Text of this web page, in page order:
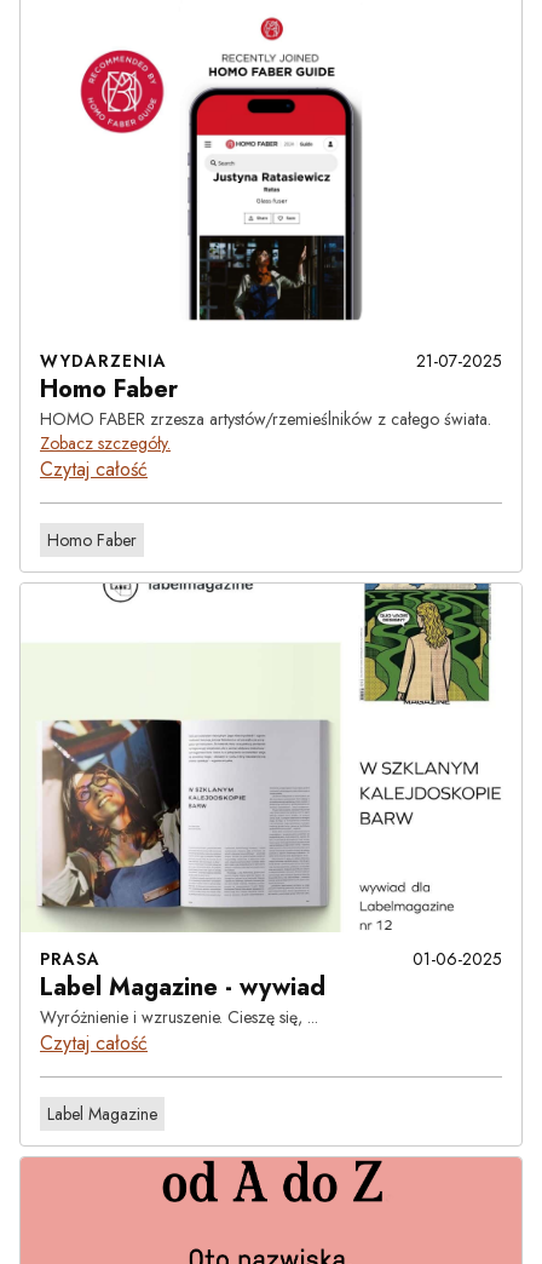
WYDARZENIA 21-07-2025
Homo Faber
HOMO FABER zrzesza artystów/rzemieślników z całego świata.
Zobacz szczegóły.
Czytaj całość
Homo Faber
PRASA 01-06-2025
Label Magazine - wywiad
Wyróżnienie i wzruszenie. Cieszę się, ...
Czytaj całość
Label Magazine